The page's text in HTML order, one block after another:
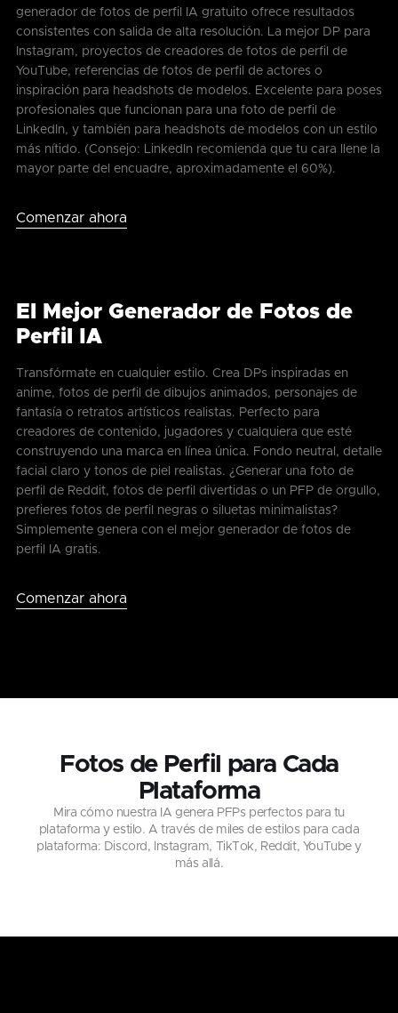
generador de fotos de perfil IA gratuito ofrece resultados
consistentes con salida de alta resolución. La mejor DP para
Instagram, proyectos de creadores de fotos de perfil de
YouTube, referencias de fotos de perfil de actores o
inspiración para headshots de modelos. Excelente para poses
profesionales que funcionan para una foto de perfil de
LinkedIn, y también para headshots de modelos con un estilo
más nítido. (Consejo: LinkedIn recomienda que tu cara llene la
mayor parte del encuadre, aproximadamente el 60%).
Comenzar ahora
El Mejor Generador de Fotos de
Perfil IA
Transfórmate en cualquier estilo. Crea DPs inspiradas en
anime, fotos de perfil de dibujos animados, personajes de
fantasía o retratos artísticos realistas. Perfecto para
creadores de contenido, jugadores y cualquiera que esté
construyendo una marca en línea única. Fondo neutral, detalle
facial claro y tonos de piel realistas. ¿Generar una foto de
perfil de Reddit, fotos de perfil divertidas o un PFP de orgullo,
prefieres fotos de perfil negras o siluetas minimalistas?
Simplemente genera con el mejor generador de fotos de
perfil IA gratis.
Comenzar ahora
Fotos de Perfil para Cada
Plataforma
Mira cómo nuestra IA genera PFPs perfectos para tu
plataforma y estilo. A través de miles de estilos para cada
plataforma: Discord, Instagram, TikTok, Reddit, YouTube y
más allá.